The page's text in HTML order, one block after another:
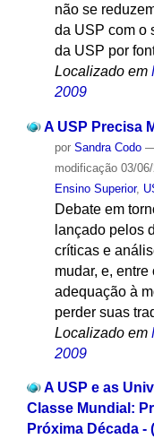
não se
da USP com o
da USP por
Localizado em
2009
A USP Precisa
por Sandra Codo
modificação03/06/
Ensino Superior,
Debate em
lançado pelos
críticas e
mudar, e,
adequação à
perder suas
Localizado em
2009
A USP e as
Classe Mundial:
Próxima Década -